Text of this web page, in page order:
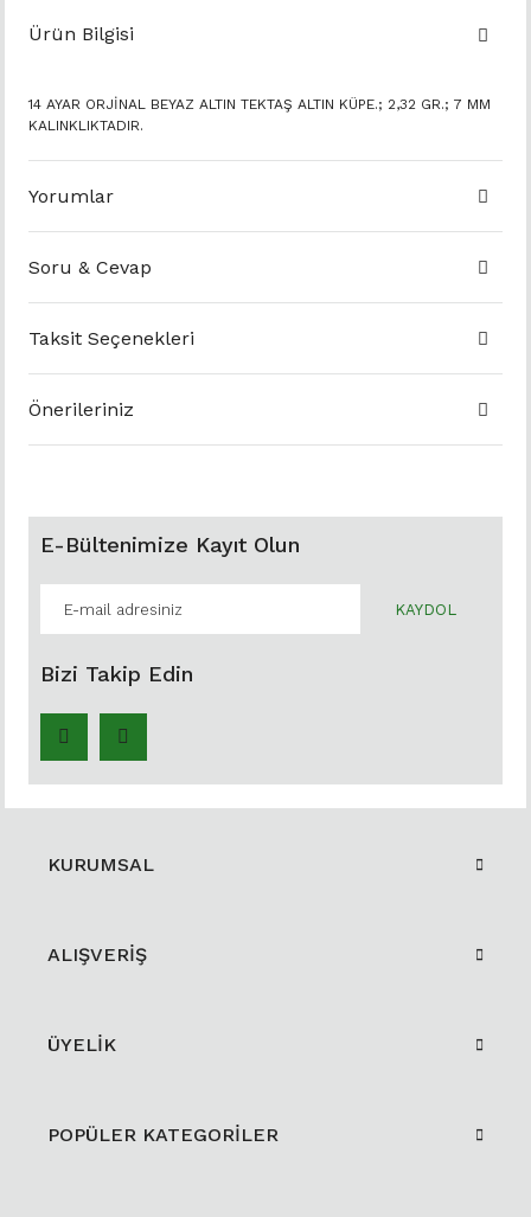
Ürün Bilgisi
14 AYAR ORJİNAL BEYAZ ALTIN TEKTAŞ ALTIN KÜPE.; 2,32 GR.; 7 MM
KALINKLIKTADIR.
Yorumlar
Soru & Cevap
Taksit Seçenekleri
Önerileriniz
E-Bültenimize Kayıt Olun
KAYDOL
Bizi Takip Edin
KURUMSAL
ALIŞVERİŞ
ÜYELİK
POPÜLER KATEGORİLER